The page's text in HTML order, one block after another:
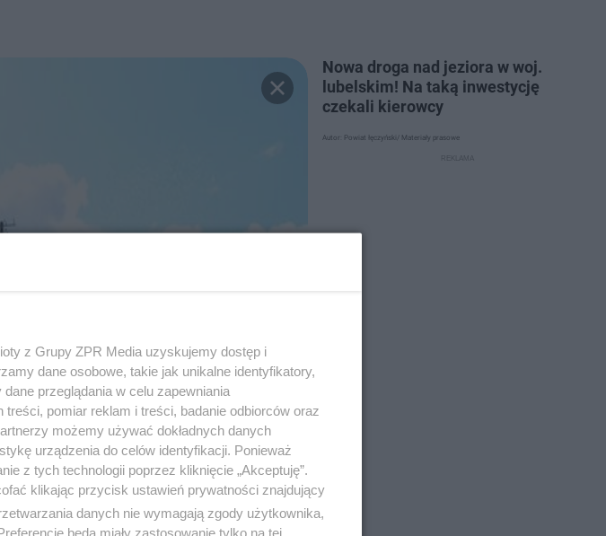
Nowa droga nad jeziora w woj.
lubelskim! Na taką inwestycję
czekali kierowcy
Autor: Powiat łęczyński/ Materiały prasowe
z Grupy ZPR Media uzyskujemy dostęp i
dane osobowe, takie jak unikalne identyfikatory,
przeglądania w celu zapewniania
pomiar reklam i treści, badanie odbiorców oraz
możemy używać dokładnych danych
urządzenia do celów identyfikacji. Ponieważ
z tych technologii poprzez kliknięcie „Akceptuję”.
klikając przycisk ustawień prywatności znajdujący
danych nie wymagają zgody użytkownika,
będą miały zastosowanie tylko na tej